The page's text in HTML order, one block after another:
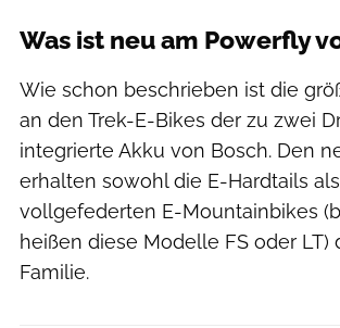
Was ist neu am Powerfly
Wie schon beschrieben ist die
an den Trek-E-Bikes der zu zwei
integrierte Akku von Bosch. Den
erhalten sowohl die E-Hardtails
vollgefederten E-Mountainbikes
heißen diese Modelle FS oder LT)
Familie.